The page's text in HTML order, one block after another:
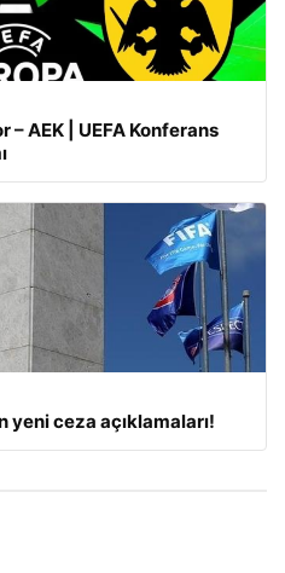
– AEK | UEFA Konferans
yeni ceza açıklamaları!